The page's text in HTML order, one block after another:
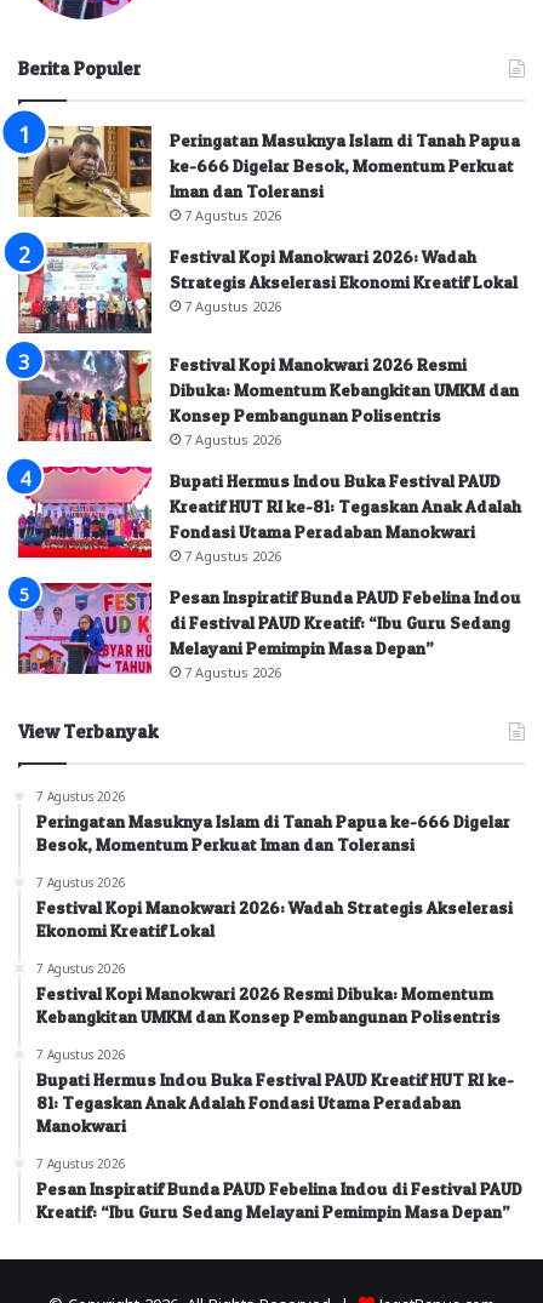
Berita Populer
Peringatan Masuknya Islam di Tanah Papua
ke-666 Digelar Besok, Momentum Perkuat
Iman dan Toleransi
7 Agustus 2026
Festival Kopi Manokwari 2026: Wadah
Strategis Akselerasi Ekonomi Kreatif Lokal
7 Agustus 2026
Festival Kopi Manokwari 2026 Resmi
Dibuka: Momentum Kebangkitan UMKM dan
Konsep Pembangunan Polisentris
7 Agustus 2026
Bupati Hermus Indou Buka Festival PAUD
Kreatif HUT RI ke-81: Tegaskan Anak Adalah
Fondasi Utama Peradaban Manokwari
7 Agustus 2026
Pesan Inspiratif Bunda PAUD Febelina Indou
di Festival PAUD Kreatif: “Ibu Guru Sedang
Melayani Pemimpin Masa Depan”
7 Agustus 2026
View Terbanyak
7 Agustus 2026
Peringatan Masuknya Islam di Tanah Papua ke-666 Digelar
Besok, Momentum Perkuat Iman dan Toleransi
7 Agustus 2026
Festival Kopi Manokwari 2026: Wadah Strategis Akselerasi
Ekonomi Kreatif Lokal
7 Agustus 2026
Festival Kopi Manokwari 2026 Resmi Dibuka: Momentum
Kebangkitan UMKM dan Konsep Pembangunan Polisentris
7 Agustus 2026
Bupati Hermus Indou Buka Festival PAUD Kreatif HUT RI ke-
81: Tegaskan Anak Adalah Fondasi Utama Peradaban
Manokwari
7 Agustus 2026
Pesan Inspiratif Bunda PAUD Febelina Indou di Festival PAUD
Kreatif: “Ibu Guru Sedang Melayani Pemimpin Masa Depan”